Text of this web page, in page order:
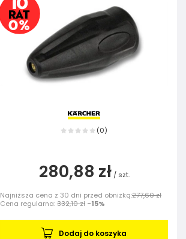
(0)
280,88 zł / szt.
Najniższa cena z 30 dni przed obniżką:277,60 zł
Cena regularna:332,10 zł -15%
Dodaj do koszyka